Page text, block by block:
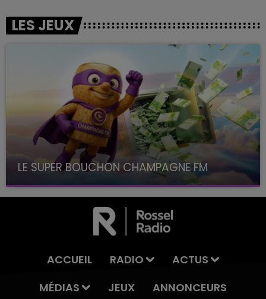
LES JEUX
LE SUPER BOUCHON CHAMPAGNE FM
avec La Famille Champagne FM, à 8H10
ACCUEIL RADIO
ACTUS
MÉDIAS
JEUX ANNONCEURS